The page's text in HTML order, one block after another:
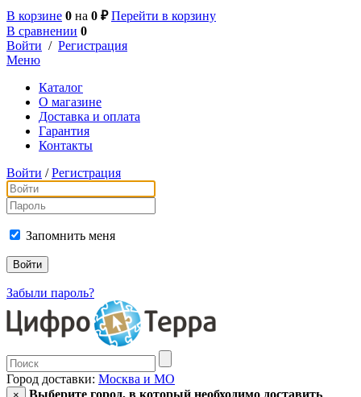
В корзине 0 на 0 ₽ Перейти в корзину
В сравнении 0
Войти / Регистрация
Меню
Каталог
О магазине
Доставка и оплата
Гарантия
Контакты
Войти / Регистрация
Запомнить меня
Забыли пароль?
Город доставки: Москва и МО